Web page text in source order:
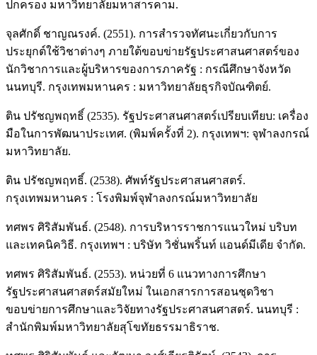
ปกครอง มหาวิทยาลัยมหาสารคาม.
จุลศักดิ์ ชาญณรงค์. (2551). การสำรวจทัศนะเกี่ยวกับการ
ประยุกต์ใช้วิชาต่างๆ ภายใต้ขอบข่ายรัฐประศาสนศาสตร์ของ
นักวิชาการและผู้บริหารของการภาครัฐ : กรณีศึกษาจังหวัด
นนทบุรี. กรุงเทพมหานคร : มหาวิทยาลัยธุรกิจบัณฑิตย์.
ติน ปรัชญพฤทธิ์ (2535). รัฐประศาสนศาสตร์เปรียบเทียบ: เครื่อง
มือในการพัฒนาประเทศ. (พิมพ์ครั้งที่ 2). กรุงเทพฯ: จุฬาลงกรณ์
มหาวิทยาลัย.
ติน ปรัชญพฤทธิ์. (2538). ศัพท์รัฐประศาสนศาสตร์.
กรุงเทพมหานคร : โรงพิมพ์จุฬาลงกรณ์มหาวิทยาลัย
ทศพร ศิริสัมพันธ์. (2548). การบริหารราชการแนวใหม่ บริบท
และเทคนิควิธี. กรุงเทพฯ : บริษัท วิชั่นพริ้นท์ แอนด์มีเดีย จำกัด.
ทศพร ศิริสัมพันธ์. (2553). หน่วยที่ 6 แนวทางการศึกษา
รัฐประศาสนศาสตร์สมัยใหม่ ในเอกสารการสอนชุดวิชา
ขอบข่ายการศึกษาและวิจัยทางรัฐประศาสนศาสตร์. นนทบุรี :
สำนักพิมพ์มหาวิทยาลัยสุโขทัยธรรมาธิราช.